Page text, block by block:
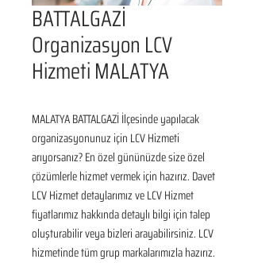
BATTALGAZİ
Organizasyon LCV
Hizmeti MALATYA
MALATYA BATTALGAZİ İlçesinde yapılacak
organizasyonunuz için LCV Hizmeti
arıyorsanız? En özel gününüzde size özel
çözümlerle hizmet vermek için hazırız. Davet
LCV Hizmet detaylarımız ve LCV Hizmet
fiyatlarımız hakkında detaylı bilgi için talep
oluşturabilir veya bizleri arayabilirsiniz. LCV
hizmetinde tüm grup markalarımızla hazırız.